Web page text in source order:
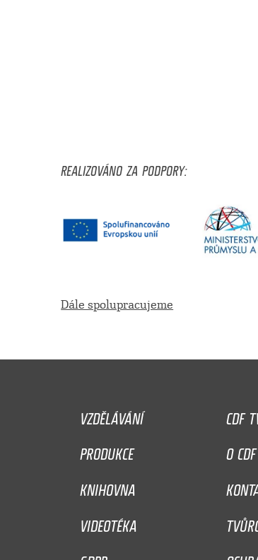
REALIZOVÁNO ZA PODPORY:
Dále spolupracujeme
VZDĚLÁVÁNÍ
CDF
PRODUKCE
O CDF
KNIHOVNA
VIDEOTÉKA